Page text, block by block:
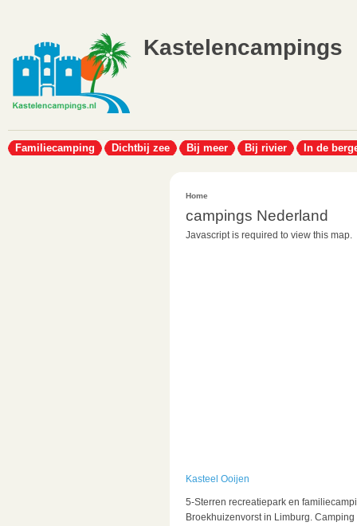
Kastelencampings
Familiecamping Dichtbij zee Bij meer Bij rivier In de
Home
campings Nederland
Javascript is required to view this map.
Kasteel Ooijen
5-Sterren recreatiepark en
Broekhuizenvorst in Limburg. Camping